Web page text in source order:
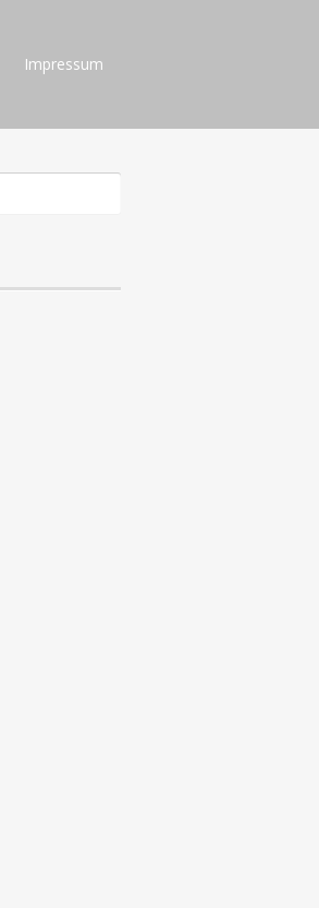
Impressum